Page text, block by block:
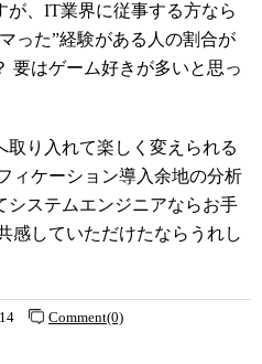
、IT業界に従事する方なら
った”経験がある人の割合が
要はゲーム好きが多いと思っ
り入れて楽しく変えられる
ィケーション導入余地の分析
システムエンジニアならお手
感していただけたならうれし
Comment(0)